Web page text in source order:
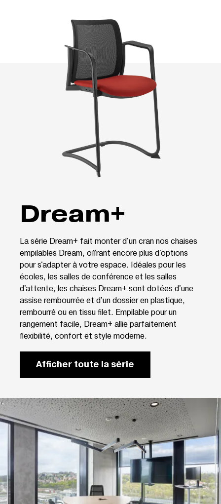
Dream+
La série Dream+ fait monter d'un cran nos chaises
empilables Dream, offrant encore plus d'options
pour s'adapter à votre espace. Idéales pour les
écoles, les salles de conférence et les salles
d'attente, les chaises Dream+ sont dotées d'une
assise rembourrée et d'un dossier en plastique,
rembourré ou en tissu filet. Empilable pour un
rangement facile, Dream+ allie parfaitement
flexibilité, confort et style moderne.
Afficher toute la série